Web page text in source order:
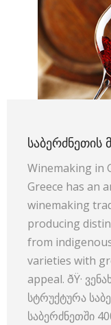
ᲡᲐᲑᲔᲠᲫᲜᲔᲗᲘᲡ
Winemaking in
Greece has an
winemaking
producing
from
varieties with
appeal. ðŸ·
სტრუქტურა
საბერძნეთში